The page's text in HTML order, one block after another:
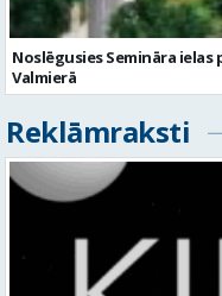
Noslēgusies Semināra
Valmierā
Reklāmraksti